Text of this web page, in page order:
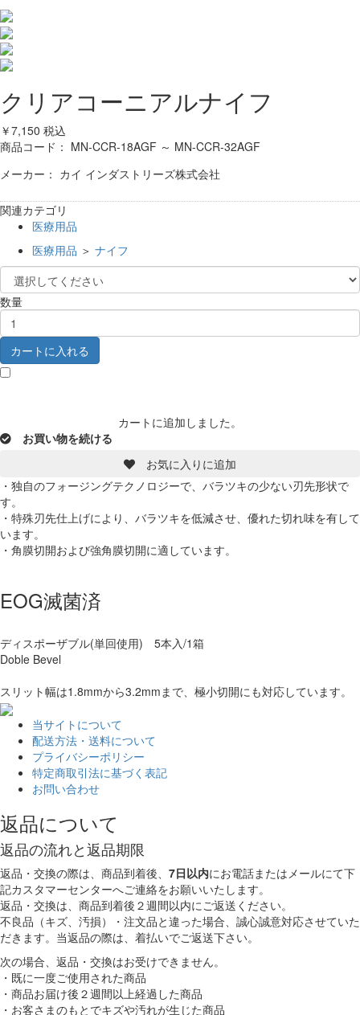
クリアコーニアルナイフ
￥7,150 税込
商品コード： MN-CCR-18AGF ～ MN-CCR-32AGF
メーカー： カイ インダストリーズ株式会社
関連カテゴリ
医療用品
医療用品 ＞ ナイフ
数量
カートに入れる
カートに追加しました。
お買い物を続ける
お気に入りに追加
・独自のフォージングテクノロジーで、バラツキの少ない刃先形状で
す。
・特殊刃先仕上げにより、バラツキを低減させ、優れた切れ味を有して
います。
・角膜切開および強角膜切開に適しています。
EOG滅菌済
ディスポーザブル(単回使用) 5本入/1箱
Doble Bevel
スリット幅は1.8mmから3.2mmまで、極小切開にも対応しています。
当サイトについて
配送方法・送料について
プライバシーポリシー
特定商取引法に基づく表記
お問い合わせ
返品について
返品の流れと返品期限
返品・交換の際は、商品到着後、 7日以内にお電話またはメールにて下
記カスタマーセンターへご連絡をお願いいたします。
返品・交換は、商品到着後２週間以内にご返送ください。
不良品（キズ、汚損）・注文品と違った場合、誠心誠意対応させていた
だきます。当返品の際は、着払いでご返送下さい。
次の場合、返品・交換はお受けできません。
・既に一度ご使用された商品
・商品お届け後２週間以上経過した商品
・お客さまのもとでキズや汚れが生じた商品